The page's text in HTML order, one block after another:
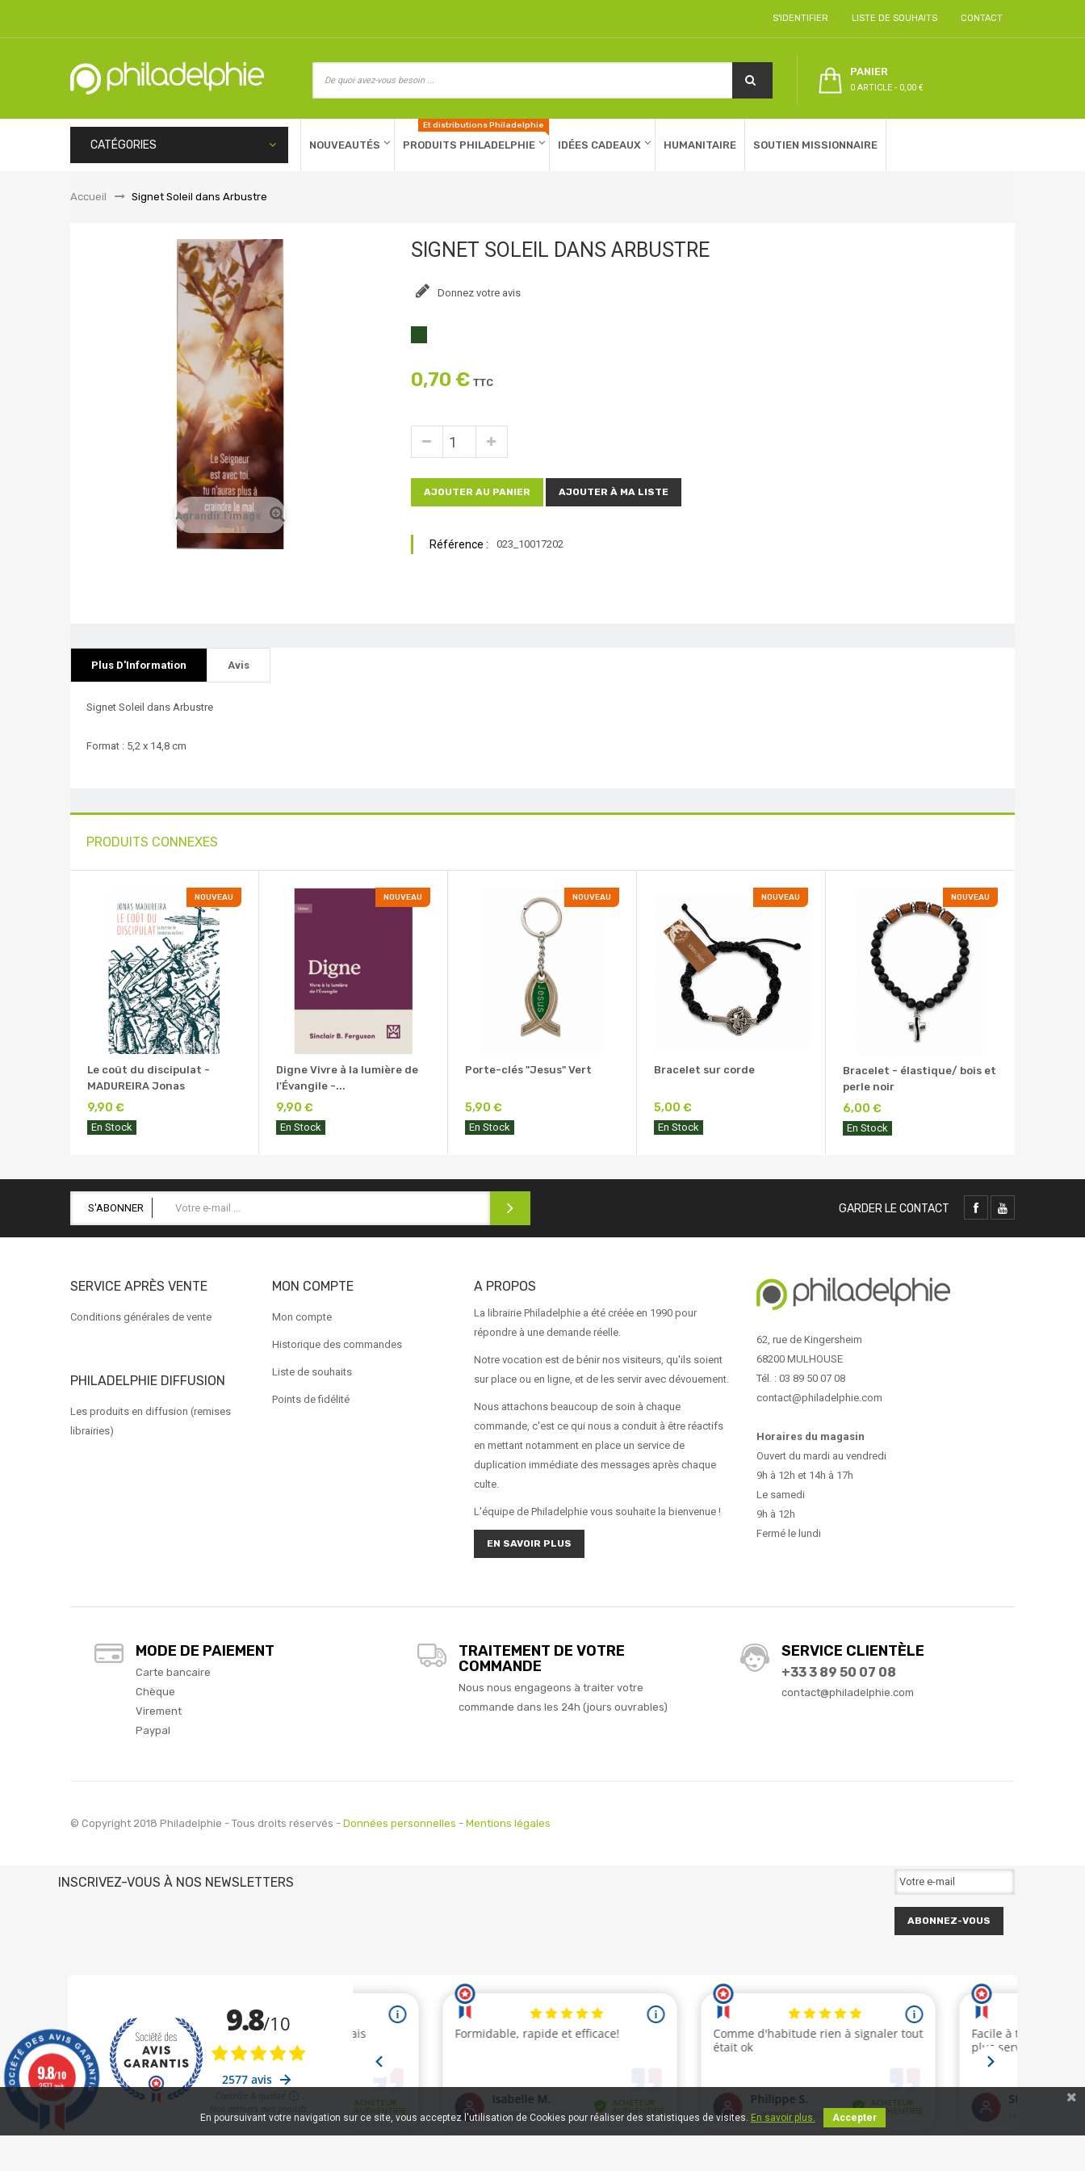
S'IDENTIFIER LISTE DE SOUHAITS CONTACT
PANIER
0 ARTICLE - 0,00 €
CATÉGORIES NOUVEAUTÉS PRODUITS PHILADELPHIE
Et distributions Philadelphie
IDÉES CADEAUX HUMANITAIRE SOUTIEN MISSIONNAIRE
Accueil &gt;Signet Soleil dans Arbustre
Agrandir l'image
SIGNET SOLEIL DANS ARBUSTRE
Donnez votre avis
0,70 € TTC
AJOUTER AU PANIER AJOUTER À MA LISTE
Référence : 023_10017202
Plus D'Information Avis
Signet Soleil dans Arbustre
Format : 5,2 x 14,8 cm
PRODUITS CONNEXES
NOUVEAU
Le coût du discipulat -
MADUREIRA Jonas
9,90 €
En Stock
NOUVEAU
Digne Vivre à la lumière de
l'Évangile -...
9,90 €
En Stock
NOUVEAU
Porte-clés "Jesus" Vert
5,90 €
En Stock
NOUVEAU
Bracelet sur corde
5,00 €
En Stock
NOUVEAU
Bracelet - élastique/ bois et
perle noir
6,00 €
En Stock
S'ABONNER GARDER LE CONTACT
SERVICE APRÈS VENTE
Conditions générales de vente
PHILADELPHIE DIFFUSION
Les produits en diffusion (remises
librairies)
MON COMPTE
Mon compte
Historique des commandes
Liste de souhaits
Points de fidélité
A PROPOS
La librairie Philadelphie a été créée en 1990 pour
répondre à une demande réelle.
Notre vocation est de bénir nos visiteurs, qu'ils soient
sur place ou en ligne, et de les servir avec dévouement.
Nous attachons beaucoup de soin à chaque
commande, c'est ce qui nous a conduit à être réactifs
en mettant notamment en place un service de
duplication immédiate des messages après chaque
culte.
L'équipe de Philadelphie vous souhaite la bienvenue !
EN SAVOIR PLUS
62, rue de Kingersheim
68200 MULHOUSE
Tél. : 03 89 50 07 08
contact@philadelphie.com
Horaires du magasin
Ouvert du mardi au vendredi
9h à 12h et 14h à 17h
Le samedi
9h à 12h
Fermé le lundi
MODE DE PAIEMENT
Carte bancaire
Chèque
Virement
Paypal
TRAITEMENT DE VOTRE
COMMANDE
Nous nous engageons à traiter votre
commande dans les 24h (jours ouvrables)
SERVICE CLIENTÈLE
+33 3 89 50 07 08
contact@philadelphie.com
© Copyright 2018 Philadelphie - Tous droits réservés - Données personnelles - Mentions légales
INSCRIVEZ-VOUS À NOS NEWSLETTERS
ABONNEZ-VOUS
En poursuivant votre navigation sur ce site, vous acceptez l'utilisation de Cookies pour réaliser des statistiques de visites. En savoir plus. Accepter
9.8/10
2577 avis